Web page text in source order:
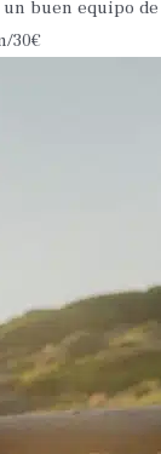
buen equipo
30€